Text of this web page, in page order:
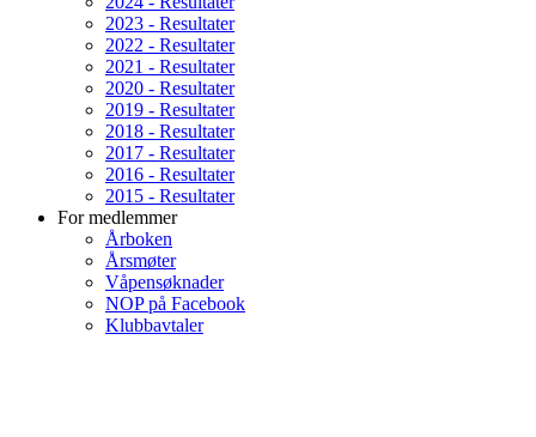
2023 - Resultater
2022 - Resultater
2021 - Resultater
2020 - Resultater
2019 - Resultater
2018 - Resultater
2017 - Resultater
2016 - Resultater
2015 - Resultater
For medlemmer
Årboken
Årsmøter
Våpensøknader
NOP på Facebook
Klubbavtaler